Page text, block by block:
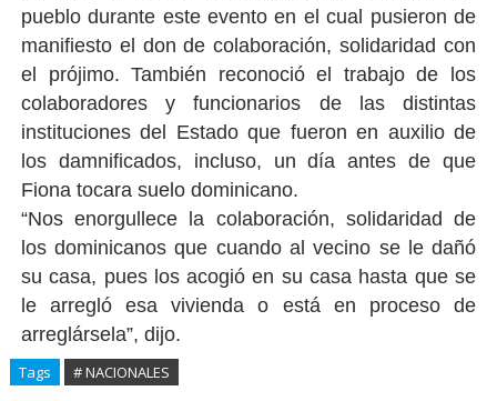
pueblo durante este evento en el cual pusieron de
manifiesto el don de colaboración, solidaridad con
el prójimo. También reconoció el trabajo de los
colaboradores y funcionarios de las distintas
instituciones del Estado que fueron en auxilio de
los damnificados, incluso, un día antes de que
Fiona tocara suelo dominicano.
“Nos enorgullece la colaboración, solidaridad de
los dominicanos que cuando al vecino se le dañó
su casa, pues los acogió en su casa hasta que se
le arregló esa vivienda o está en proceso de
arreglársela”, dijo.
Tags # NACIONALES